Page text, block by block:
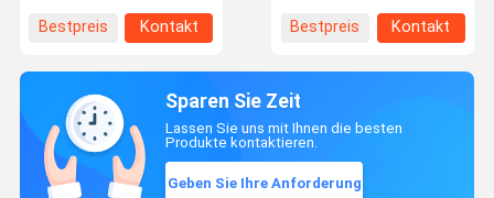
Bestpreis Kontakt Bestpreis Kontakt
Sparen Sie Zeit
Lassen Sie uns mit Ihnen die besten
Produkte kontaktieren.
Geben Sie Ihre Anforderung